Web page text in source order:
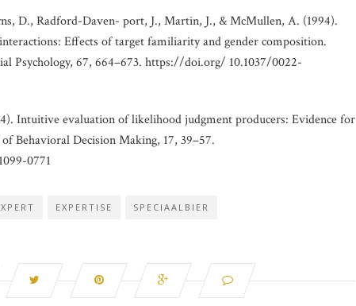
D., Radford-Daven- port, J., Martin, J., & McMullen, A. (1994).
Effects of target familiarity and gender composition.
Psychology, 67, 664–673. https://doi.org/ 10.1037/0022-
Intuitive evaluation of likelihood judgment producers: Evidence for
Behavioral Decision Making, 17, 39–57.
0771
EXPERTISE SPECIAALBIER